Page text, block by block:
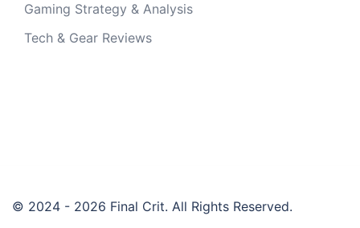
Gaming Strategy & Analysis
Tech & Gear Reviews
© 2024 - 2026 Final Crit. All Rights Reserved.